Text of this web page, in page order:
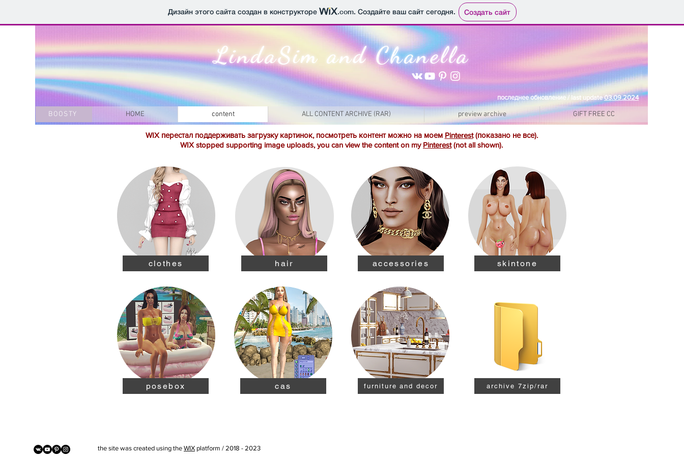
Дизайн этого сайта создан в конструкторе .com. Создайте ваш сайт сегодня. Создать сайт
LindaSim and Chanella
последнее обновление / last update03.09.2024
BOOSTY HOME content ALL CONTENT ARCHIVE (RAR) preview archive GIFT FREE CC
WIX перестал поддерживать загрузку картинок, посмотреть контент можно на моем Pinterest(показано не все).
WIX stopped supporting image uploads, you can view the content on my Pinterest(not all shown).
clothes
posebox
hair accessories skintone
cas furniture and decor archive 7zip/rar
the site was created using the WIX platform / 2018 - 2023